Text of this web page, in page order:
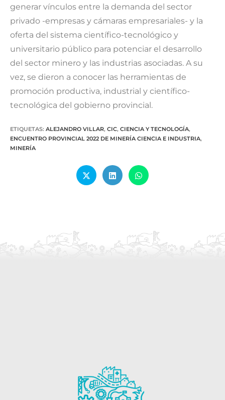
generar vínculos entre la demanda del sector
privado -empresas y cámaras empresariales- y la
oferta del sistema científico-tecnológico y
universitario público para potenciar el desarrollo
del sector minero y las industrias asociadas. A su
vez, se dieron a conocer las herramientas de
promoción productiva, industrial y científico-
tecnológica del gobierno provincial.
ETIQUETAS: ALEJANDRO VILLAR, CIC, CIENCIA Y TECNOLOGÍA,
ENCUENTRO PROVINCIAL 2022 DE MINERÍA CIENCIA E INDUSTRIA,
MINERÍA